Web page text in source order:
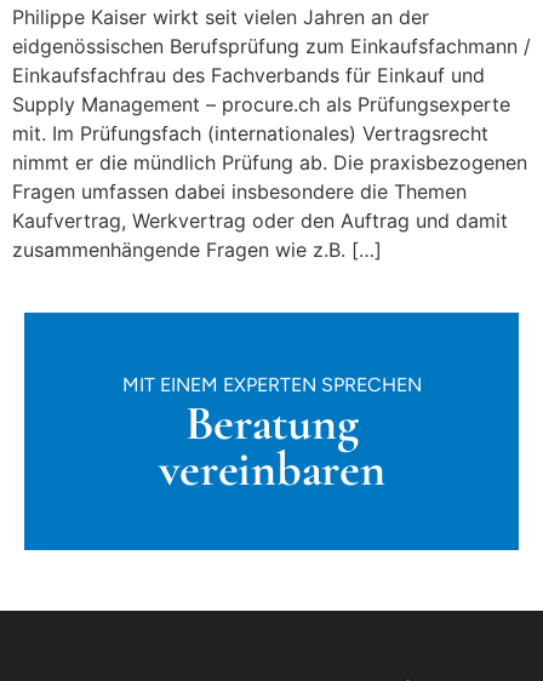
Philippe Kaiser wirkt seit vielen Jahren an der
eidgenössischen Berufsprüfung zum Einkaufsfachmann /
Einkaufsfachfrau des Fachverbands für Einkauf und
Supply Management – procure.ch als Prüfungsexperte
mit. Im Prüfungsfach (internationales) Vertragsrecht
nimmt er die mündlich Prüfung ab. Die praxisbezogenen
Fragen umfassen dabei insbesondere die Themen
Kaufvertrag, Werkvertrag oder den Auftrag und damit
zusammenhängende Fragen wie z.B. […]
MIT EINEM EXPERTEN SPRECHEN
Beratung
vereinbaren